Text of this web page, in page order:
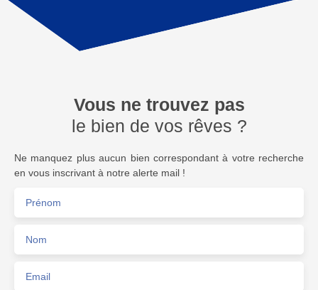
Vous ne trouvez pas
le bien de vos rêves ?
Ne manquez plus aucun bien correspondant à votre recherche
en vous inscrivant à notre alerte mail !
Prénom
Nom
Email